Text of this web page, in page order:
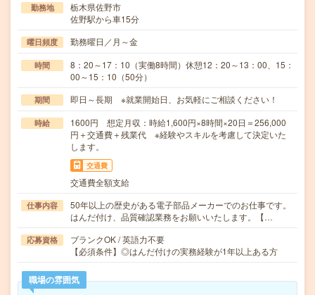
勤務地
栃木県佐野市
佐野駅から車15分
曜日頻度 勤務曜日／月～金
時間
8：20～17：10（実働8時間）休憩12：20～13：00、15：
00～15：10（50分）
期間 即日～長期 ※就業開始日、お気軽にご相談ください！
時給
1600円 想定月収：時給1,600円×8時間×20日＝256,000
円＋交通費＋残業代 ※経験やスキルを考慮して決定いた
します。
交通費
交通費全額支給
仕事内容
50年以上の歴史がある電子部品メーカーでのお仕事です。
はんだ付け、品質確認業務をお願いいたします。【…
応募資格
ブランクOK / 英語力不要
【必須条件】◎はんだ付けの実務経験が1年以上ある方
職場の雰囲気